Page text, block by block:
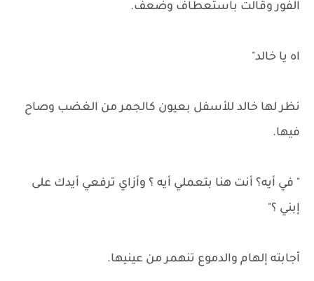
الفور وقالت باستعطاف وضعف.
اه يا خالد"
نظر لها خالد للأسفل بعيون كالجمر من الغضب وصاح
فيها.
" في أيه؟ أنت هنا بتعملي أيه ؟ وأزاي ترفعي أيدك على
إبني ؟"
أجابته إلهام والدموع تنهمر من عينيها.